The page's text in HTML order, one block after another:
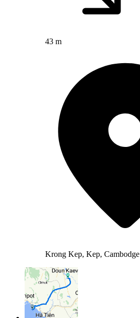
43 m
Krong Kep, Kep, Cambodge